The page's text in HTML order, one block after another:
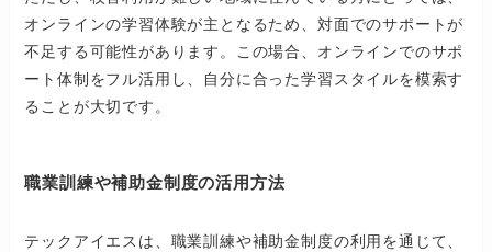
オンラインの学習体験が主となるため、対面でのサポートが
不足する可能性があります。この場合、オンラインでのサポ
ート体制をフル活用し、自分に合った学習スタイルを模索す
ることが大切です。
職業訓練や補助金制度の活用方法
テックアイエスは、職業訓練や補助金制度の利用を通じて、